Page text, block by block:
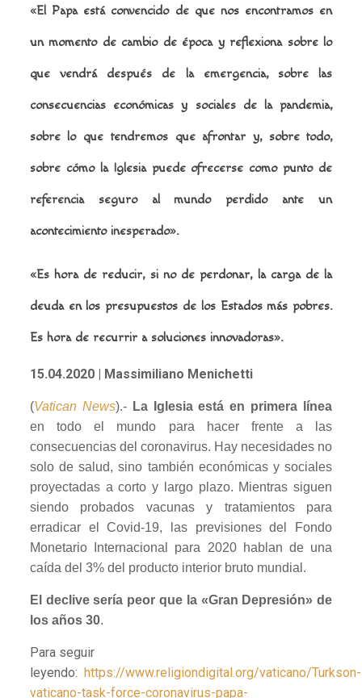
«El Papa está convencido de que nos encontramos en
un momento de cambio de época y reflexiona sobre lo
que vendrá después de la emergencia, sobre las
consecuencias económicas y sociales de la pandemia,
sobre lo que tendremos que afrontar y, sobre todo,
sobre cómo la Iglesia puede ofrecerse como punto de
referencia seguro al mundo perdido ante un
acontecimiento inesperado».
«Es hora de reducir, si no de perdonar, la carga de la
deuda en los presupuestos de los Estados más pobres.
Es hora de recurrir a soluciones innovadoras».
15.04.2020| Massimiliano Menichetti
(Vatican News).- La Iglesia está en primera línea
en todo el mundo para hacer frente a las
consecuencias del coronavirus. Hay necesidades no
solo de salud, sino también económicas y sociales
proyectadas a corto y largo plazo. Mientras siguen
siendo probados vacunas y tratamientos para
erradicar el Covid-19, las previsiones del Fondo
Monetario Internacional para 2020 hablan de una
caída del 3% del producto interior bruto mundial.
El declive sería peor que la «Gran Depresión» de
los años 30.
Para seguir
leyendo: https://www.religiondigital.org/vaticano/Turkson-
vaticano-task-force-coronavirus-papa-